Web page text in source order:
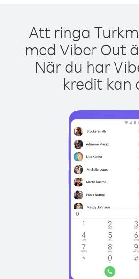
Att ringa
med Viber Out
När du har
kredit kan